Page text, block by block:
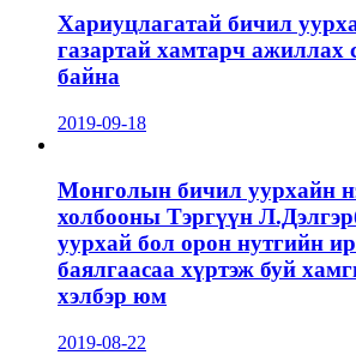
Хариуцлагатай бичил
газартай хамтарч ажиллах
байна
2019-09-18
Монголын бичил уурхайн
холбооны Тэргүүн
уурхай бол орон нутгийн
баялгаасаа хүртэж буй
хэлбэр юм
2019-08-22